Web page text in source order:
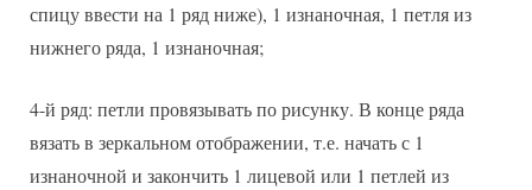
спицу ввести на 1 ряд ниже), 1 изнаночная, 1 петля из
нижнего ряда, 1 изнаночная;
4-й ряд: петли провязывать по рисунку. В конце ряда
вязать в зеркальном отображении, т.е. начать с 1
изнаночной и закончить 1 лицевой или 1 петлей из